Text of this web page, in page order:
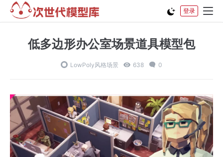
登录
低多边形办公室场景道具模型包
LowPoly风格场景 638 0